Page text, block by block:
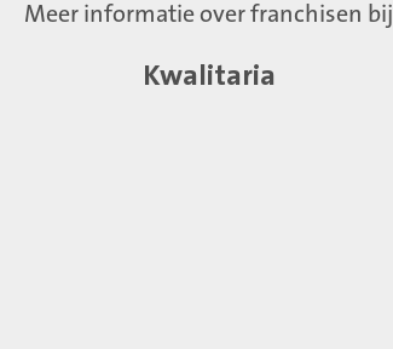
Meer informatie over franchisen bij
Kwalitaria